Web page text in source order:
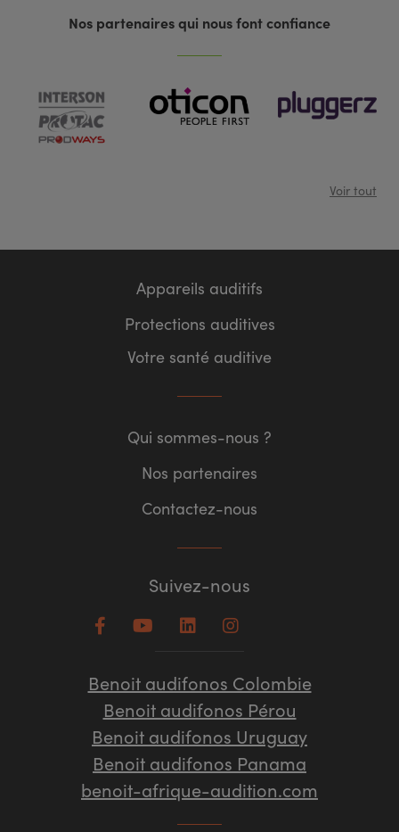
Nos partenaires qui nous font confiance
Voir tout
Appareils auditifs
Protections auditives
Votre santé auditive
Suivez-nous
Benoit audifonos Colombie
Benoit audifonos Pérou
Benoit audifonos Uruguay
Benoit audifonos Panama
benoit-afrique-audition.com
Qui sommes-nous ?
Nos partenaires
Contactez-nous